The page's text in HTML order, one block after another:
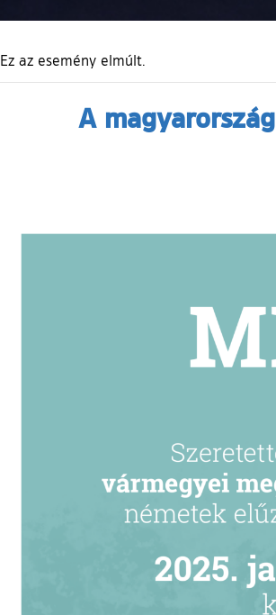
Ez az esemény elmúlt.
A